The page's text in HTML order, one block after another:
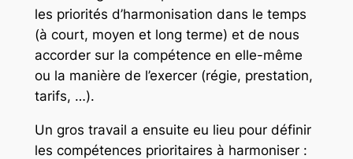
les priorités d’harmonisation dans le temps
(à court, moyen et long terme) et de nous
accorder sur la compétence en elle-même
ou la manière de l’exercer (régie, prestation,
tarifs, …).
Un gros travail a ensuite eu lieu pour définir
les compétences prioritaires à harmoniser :